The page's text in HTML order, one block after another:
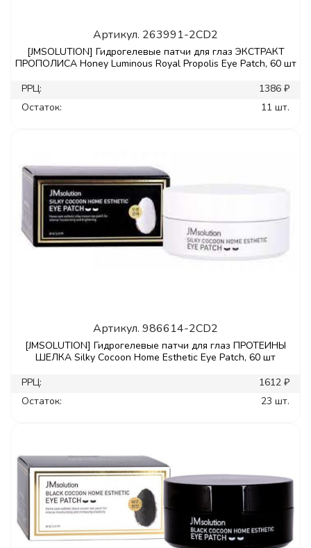
Артикул. 263991-2CD2
[JMSOLUTION] Гидрогелевые патчи для глаз ЭКСТРАКТ
ПРОПОЛИСА Honey Luminous Royal Propolis Eye Patch, 60 шт
РРЦ:
1386 ₽
Остаток:
11 шт.
Артикул. 986614-2CD2
[JMSOLUTION] Гидрогелевые патчи для глаз ПРОТЕИНЫ
ШЕЛКА Silky Cocoon Home Esthetic Eye Patch, 60 шт
РРЦ:
1612 ₽
Остаток:
23 шт.